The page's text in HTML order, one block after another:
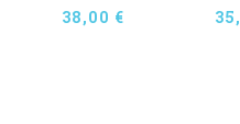
38,00 €